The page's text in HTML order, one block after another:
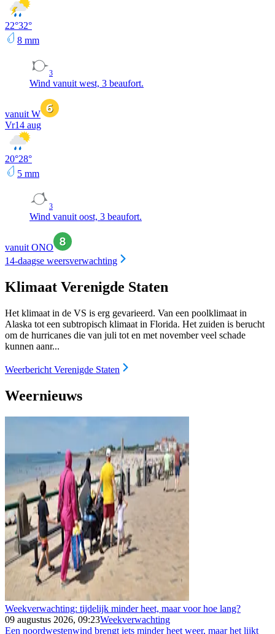
22°32°
8 mm
3
Wind vanuit west, 3 beaufort.
vanuit W
Vr14 aug
20°28°
5 mm
3
Wind vanuit oost, 3 beaufort.
vanuit ONO
14-daagse weersverwachting
Klimaat Verenigde Staten
Het klimaat in de VS is erg gevarieerd. Van een poolklimaat in
Alaska tot een subtropisch klimaat in Florida. Het zuiden is berucht
om de hurricanes die van juli tot en met november veel schade
kunnen aanr...
Weerbericht Verenigde Staten
Weernieuws
Weekverwachting: tijdelijk minder heet, maar voor hoe lang?
09 augustus 2026, 09:23Weekverwachting
Een noordwestenwind brengt iets minder heet weer, maar het lijkt